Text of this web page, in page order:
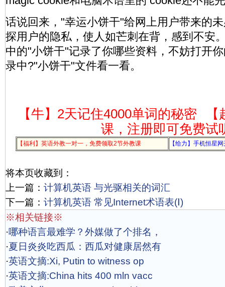
话说回来，"幸运小饼干"给网上用户带来的
探用户的隐私，使人如芒刺在背，感到不安
中的"小饼干"记录了你哪些资料，不妨打开
录中?"小饼干"文件看一看。
【牛】2天记住4000单词的秘密
课，注册即可免费试
【福利】英语外教一对一，免费领取2节外教课 【给力】手机恒星
将本页收藏到：
上一篇： 计算机英语 与光驱相关的词汇
下一篇： 计算机英语 常见Internet术语表(Ⅰ)
※相关链接※
·哪种语言最难学？外媒做了个排名，
·夏日炎炎吃西瓜：西瓜对健康居然有
·英语文摘:Xi, Putin to witness op
·英语文摘:China hits 400 mln vacc